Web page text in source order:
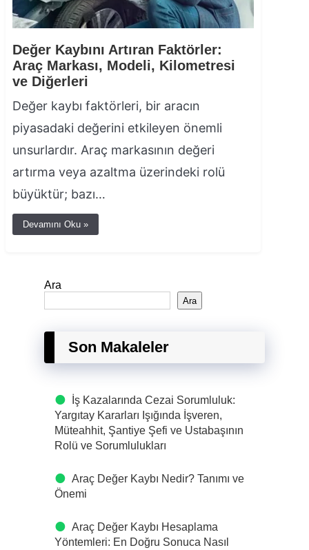
Değer Kaybını Artıran Faktörler:
Araç Markası, Modeli, Kilometresi
ve Diğerleri
Değer kaybı faktörleri, bir aracın
piyasadaki değerini etkileyen önemli
unsurlardır. Araç markasının değeri
artırma veya azaltma üzerindeki rolü
büyüktür; bazı…
Devamını Oku »
Ara
Ara
Son Makaleler
İş Kazalarında Cezai Sorumluluk:
Yargıtay Kararları Işığında İşveren,
Müteahhit, Şantiye Şefi ve Ustabaşının
Rolü ve Sorumlulukları
Araç Değer Kaybı Nedir? Tanımı ve
Önemi
Araç Değer Kaybı Hesaplama
Yöntemleri: En Doğru Sonuca Nasıl